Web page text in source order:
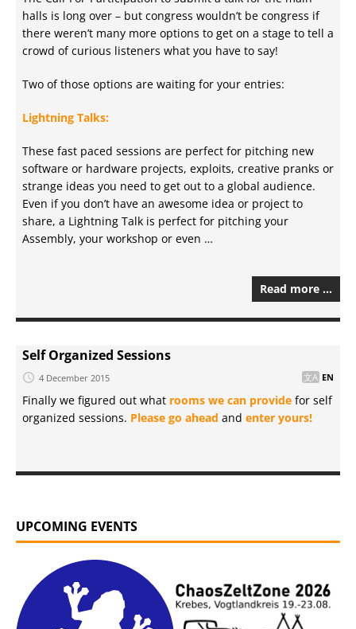
halls is long over – but congress wouldn’t be congress if
there weren’t many more options to get on a stage to tell a
crowd of curious listeners what you have to say!
Two of those options are waiting for your entries:
Lightning Talks:
These fast paced sessions are perfect for pitching new
software or hardware projects, exploits, creative pranks or
strange ideas you need to get out to a global audience.
Even if you don’t have an awesome idea or project to
share, a Lightning Talk is perfect for pitching your
Assembly, your workshop or even …
Read more …
Self Organized Sessions
4 December 2015 EN
Finally we figured out what rooms we can provide for self
organized sessions. Please go ahead and enter yours!
UPCOMING EVENTS